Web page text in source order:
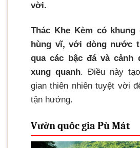
vời.
Thác Khe Kèm có
hùng vĩ, với dòng nước
qua các bậc đá và cảnh
xung quanh. Điều này
gian thiên nhiên tuyệt vời
tận hưởng.
Vườn quốc gia Pù Mát